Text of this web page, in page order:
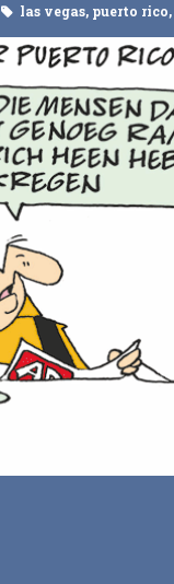
las vegas, puerto rico,